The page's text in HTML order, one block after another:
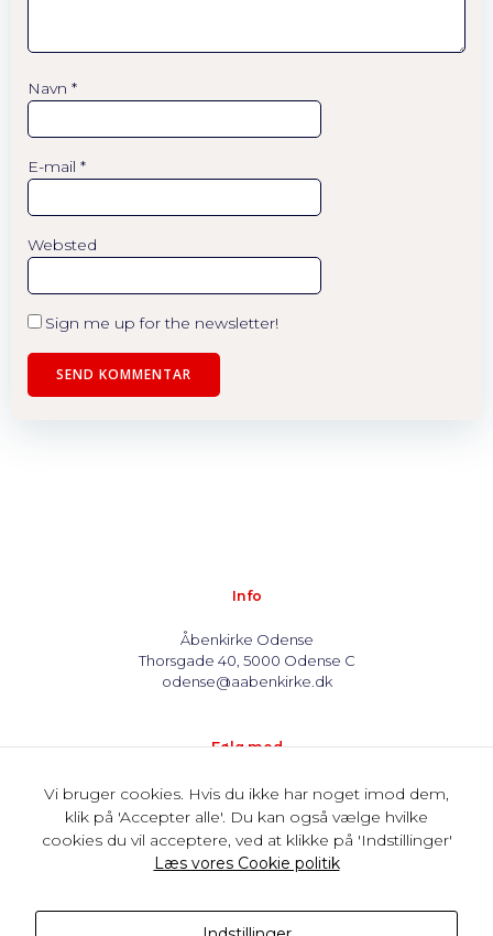
Navn *
E-mail *
Websted
Sign me up for the newsletter!
Info
Åbenkirke Odense
Thorsgade 40, 5000 Odense C
odense@aabenkirke.dk
Følg med
Støt os
Kontonummer: 1569 0398365
Vi bruger cookies. Hvis du ikke har noget imod dem,
klik på 'Accepter alle'. Du kan også vælge hvilke
cookies du vil acceptere, ved at klikke på 'Indstillinger'
Læs vores Cookie politik